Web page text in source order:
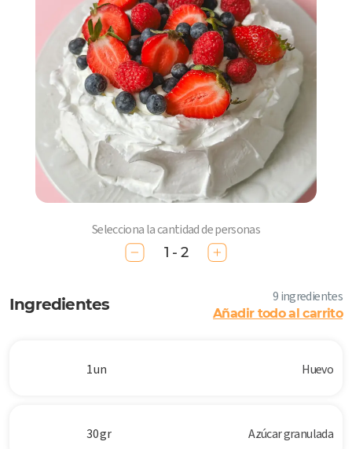
Selecciona la cantidad de personas
1 - 2
Ingredientes 9 ingredientes
Añadir todo al carrito
1 un Huevo
30 gr Azúcar granulada